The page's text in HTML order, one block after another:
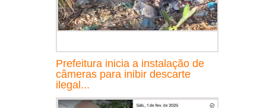
Prefeitura inicia a instalação de
câmeras para inibir descarte
ilegal...